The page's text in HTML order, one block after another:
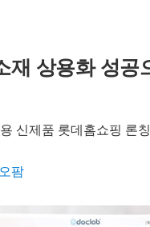
재 상용화 성
용 신제품 롯데홈쇼핑 론
팜